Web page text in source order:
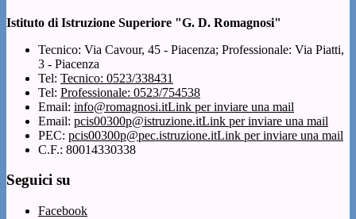
Istituto di Istruzione Superiore "G. D. Romagnosi"
Tecnico: Via Cavour, 45 - Piacenza; Professionale: Via Piatti,
3 - Piacenza
Tel: Tecnico: 0523/338431
Tel: Professionale: 0523/754538
Email: info@romagnosi.itLink per inviare una mail
Email: pcis00300p@istruzione.itLink per inviare una mail
PEC: pcis00300p@pec.istruzione.itLink per inviare una mail
C.F.: 80014330338
Seguici su
Facebook